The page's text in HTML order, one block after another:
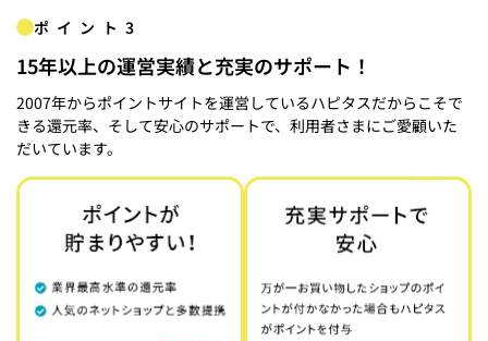
ポイント3
15年以上の運営実績と充実のサポート！
2007年からポイントサイトを運営しているハピタスだからこそで
きる還元率、そして安心のサポートで、利用者さまにご愛顧いた
だいています。